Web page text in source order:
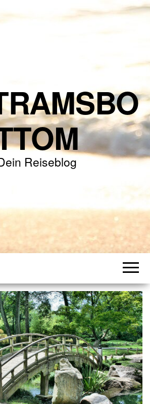
Reiseblog